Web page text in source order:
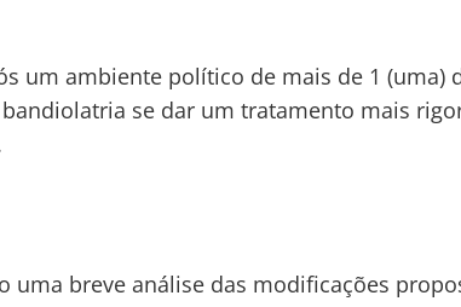
um ambiente político de mais de 1 (uma)
se dar um tratamento mais
uma breve análise das modificações